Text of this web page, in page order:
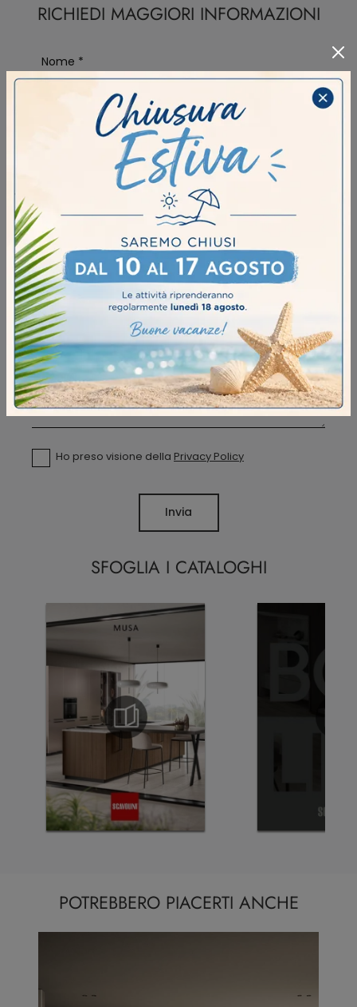
SFOGLIA I CATALOGHI
RICHIEDI MAGGIORI INFORMAZIONI
Ho preso visione della Privacy Policy
Invia
POTREBBERO PIACERTI ANCHE